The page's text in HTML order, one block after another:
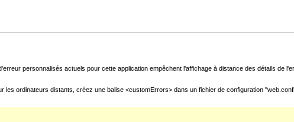
personnalisés actuels pour cette application empêchent l'affichage à distance des détails de
ordinateurs distants, créez une balise <customErrors> dans un fichier de configuration